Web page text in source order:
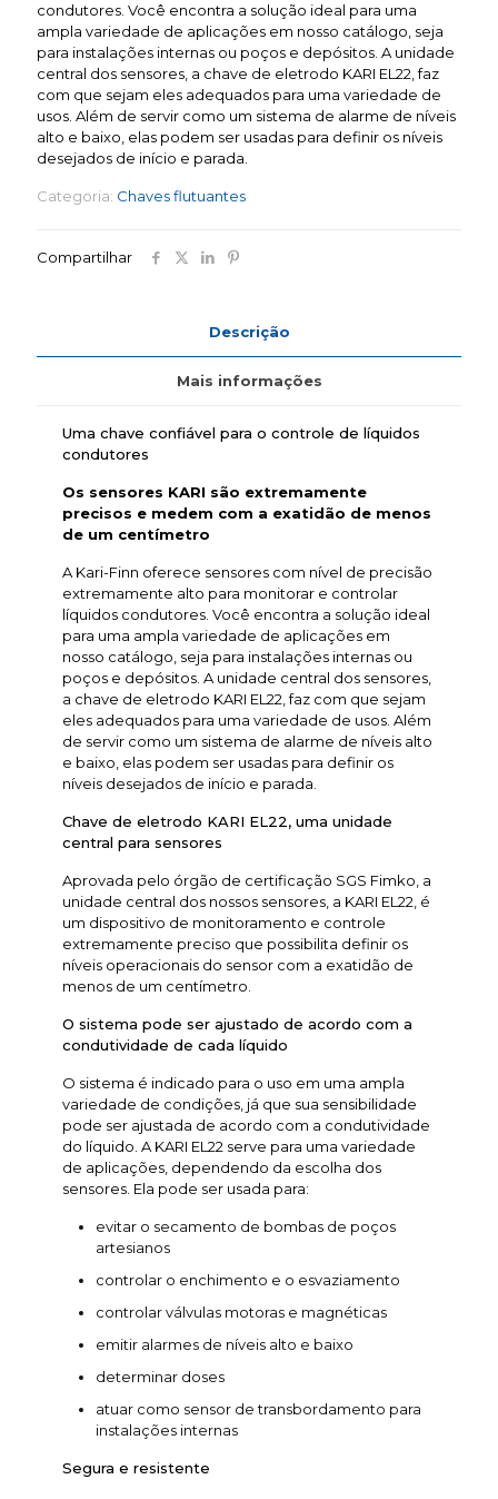
condutores. Você encontra a solução ideal para uma
ampla variedade de aplicações em nosso catálogo, seja
para instalações internas ou poços e depósitos. A unidade
central dos sensores, a chave de eletrodo KARI EL22, faz
com que sejam eles adequados para uma variedade de
usos. Além de servir como um sistema de alarme de níveis
alto e baixo, elas podem ser usadas para definir os níveis
desejados de início e parada.
Categoria: Chaves flutuantes
Compartilhar
Descrição
Mais informações
Uma chave confiável para o controle de líquidos
condutores
Os sensores KARI são extremamente
precisos e medem com a exatidão de menos
de um centímetro
A Kari-Finn oferece sensores com nível de precisão
extremamente alto para monitorar e controlar
líquidos condutores. Você encontra a solução ideal
para uma ampla variedade de aplicações em
nosso catálogo, seja para instalações internas ou
poços e depósitos. A unidade central dos sensores,
a chave de eletrodo KARI EL22, faz com que sejam
eles adequados para uma variedade de usos. Além
de servir como um sistema de alarme de níveis alto
e baixo, elas podem ser usadas para definir os
níveis desejados de início e parada.
Chave de eletrodo KARI EL22, uma unidade
central para sensores
Aprovada pelo órgão de certificação SGS Fimko, a
unidade central dos nossos sensores, a KARI EL22, é
um dispositivo de monitoramento e controle
extremamente preciso que possibilita definir os
níveis operacionais do sensor com a exatidão de
menos de um centímetro.
O sistema pode ser ajustado de acordo com a
condutividade de cada líquido
O sistema é indicado para o uso em uma ampla
variedade de condições, já que sua sensibilidade
pode ser ajustada de acordo com a condutividade
do líquido. A KARI EL22 serve para uma variedade
de aplicações, dependendo da escolha dos
sensores. Ela pode ser usada para:
evitar o secamento de bombas de poços
artesianos
controlar o enchimento e o esvaziamento
controlar válvulas motoras e magnéticas
emitir alarmes de níveis alto e baixo
determinar doses
atuar como sensor de transbordamento para
instalações internas
Segura e resistente